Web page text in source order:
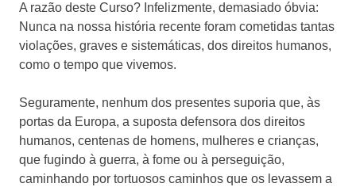
A razão deste Curso? Infelizmente, demasiado óbvia:
Nunca na nossa história recente foram cometidas tantas
violações, graves e sistemáticas, dos direitos humanos,
como o tempo que vivemos.
Seguramente, nenhum dos presentes suporia que, às
portas da Europa, a suposta defensora dos direitos
humanos, centenas de homens, mulheres e crianças,
que fugindo à guerra, à fome ou à perseguição,
caminhando por tortuosos caminhos que os levassem a